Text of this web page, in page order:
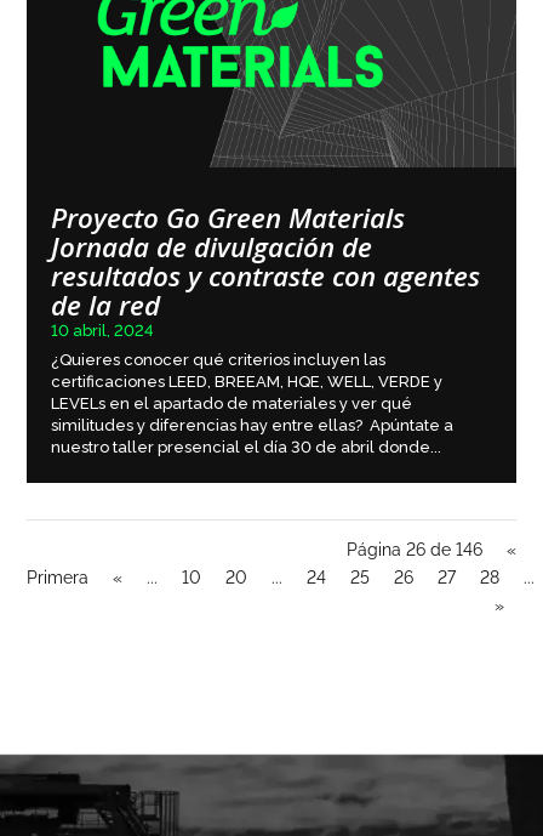
Proyecto Go Green Materials
Jornada de divulgación de
resultados y contraste con agentes
de la red
10 abril, 2024
¿Quieres conocer qué criterios incluyen las
certificaciones LEED, BREEAM, HQE, WELL, VERDE y
LEVELs en el apartado de materiales y ver qué
similitudes y diferencias hay entre ellas? Apúntate a
nuestro taller presencial el día 30 de abril donde...
Página 26 de 146
«
Primera
« ... 10 20 ... 24 25 26 27 28
...
»